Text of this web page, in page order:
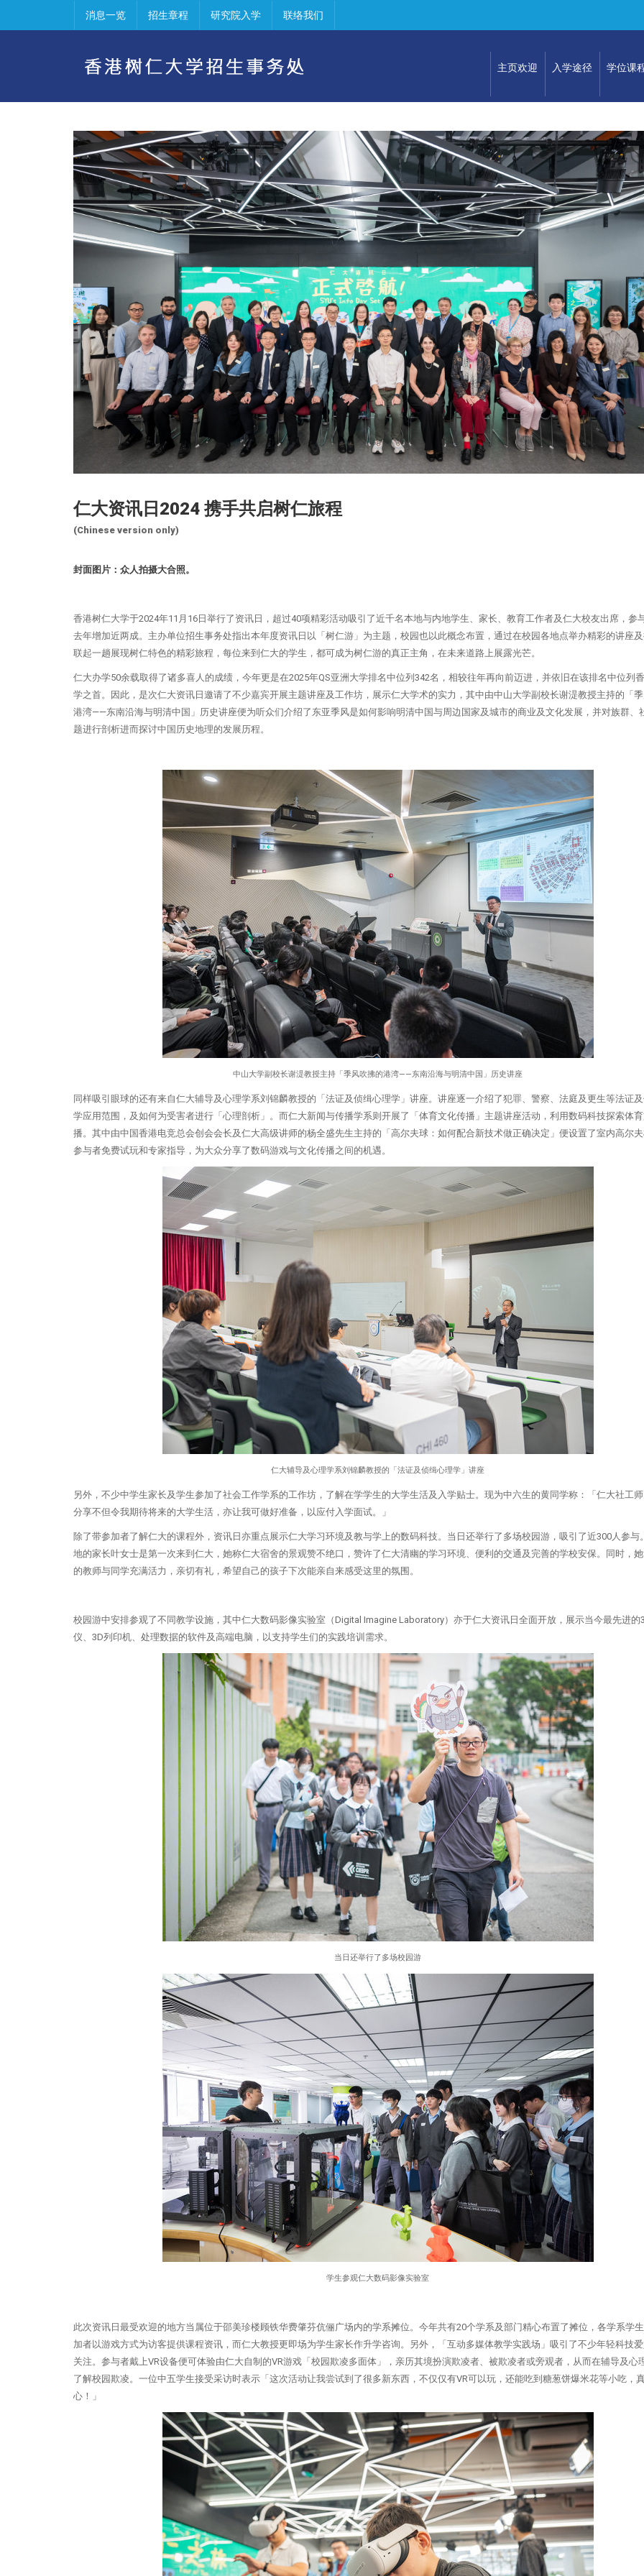
消息一览 招生章程 研究院入学 联络我们
主页欢迎 入学途径 学位课
仁大资讯日2024 携手共启树仁旅程
(Chinese version only)
封面图片：众人拍摄大合照。
香港树仁大学于2024年11月16日举行了资讯日，超过40项精彩活动吸引了近千名本地与内地学生、家长、教育工作者及仁大校友出席，参
去年增加近两成。主办单位招生事务处指出本年度资讯日以「树仁游」为主题，校园也以此概念布置，通过在校园各地点举办精彩的讲座
联起一趟展现树仁特色的精彩旅程，每位来到仁大的学生，都可成为树仁游的真正主角，在未来道路上展露光芒。
仁大办学50余载取得了诸多喜人的成绩，今年更是在2025年QS亚洲大学排名中位列342名，相较往年再向前迈进，并依旧在该排名中位列
学之首。因此，是次仁大资讯日邀请了不少嘉宾开展主题讲座及工作坊，展示仁大学术的实力，其中由中山大学副校长谢湜教授主持的「
港湾——东南沿海与明清中国」历史讲座便为听众们介绍了东亚季风是如何影响明清中国与周边国家及城市的商业及文化发展，并对族群、
题进行剖析进而探讨中国历史地理的发展历程。
中山大学副校长谢湜教授主持「季风吹拂的港湾——东南沿海与明清中国」历史讲座
同样吸引眼球的还有来自仁大辅导及心理学系刘锦麟教授的「法证及侦缉心理学」讲座。讲座逐一介绍了犯罪、警察、法庭及更生等法证
学应用范围，及如何为受害者进行「心理剖析」。而仁大新闻与传播学系则开展了「体育文化传播」主题讲座活动，利用数码科技探索体
播。其中由中国香港电竞总会创会会长及仁大高级讲师的杨全盛先生主持的「高尔夫球：如何配合新技术做正确决定」便设置了室内高尔
参与者免费试玩和专家指导，为大众分享了数码游戏与文化传播之间的机遇。
仁大辅导及心理学系刘锦麟教授的「法证及侦缉心理学」讲座
另外，不少中学生家长及学生参加了社会工作学系的工作坊，了解在学学生的大学生活及入学贴士。现为中六生的黄同学称：「仁大社工
分享不但令我期待将来的大学生活，亦让我可做好准备，以应付入学面试。」
除了带参加者了解仁大的课程外，资讯日亦重点展示仁大学习环境及教与学上的数码科技。当日还举行了多场校园游，吸引了近300人参与
地的家长叶女士是第一次来到仁大，她称仁大宿舍的景观赞不绝口，赞许了仁大清幽的学习环境、便利的交通及完善的学校安保。同时，
的教师与同学充满活力，亲切有礼，希望自己的孩子下次能亲自来感受这里的氛围。
校园游中安排参观了不同教学设施，其中仁大数码影像实验室（Digital Imagine Laboratory）亦于仁大资讯日全面开放，展示当今最先进的
仪、3D列印机、处理数据的软件及高端电脑，以支持学生们的实践培训需求。
当日还举行了多场校园游
学生参观仁大数码影像实验室
此次资讯日最受欢迎的地方当属位于邵美珍楼顾铁华费肇芬伉俪广场内的学系摊位。今年共有20个学系及部门精心布置了摊位，各学系学
加者以游戏方式为访客提供课程资讯，而仁大教授更即场为学生家长作升学咨询。另外，「互动多媒体教学实践场」吸引了不少年轻科技
关注。参与者戴上VR设备便可体验由仁大自制的VR游戏「校园欺凌多面体」，亲历其境扮演欺凌者、被欺凌者或旁观者，从而在辅导及心
了解校园欺凌。一位中五学生接受采访时表示「这次活动让我尝试到了很多新东西，不仅仅有VR可以玩，还能吃到糖葱饼爆米花等小吃，
心！」